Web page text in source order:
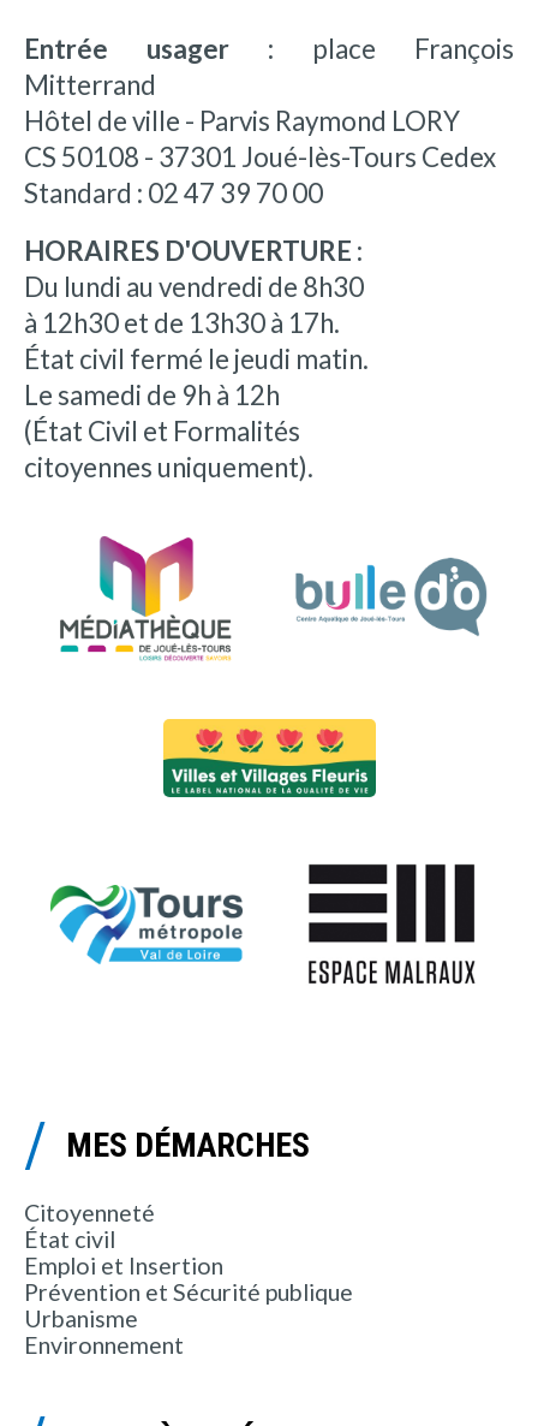
Entrée usager : place François
Mitterrand
Hôtel de ville - Parvis Raymond LORY
CS 50108 - 37301 Joué-lès-Tours Cedex
Standard : 02 47 39 70 00
HORAIRES D'OUVERTURE :
Du lundi au vendredi de 8h30
à 12h30 et de 13h30 à 17h.
État civil fermé le jeudi matin.
Le samedi de 9h à 12h
(État Civil et Formalités
citoyennes uniquement).
MES DÉMARCHES
Citoyenneté
État civil
Emploi et Insertion
Prévention et Sécurité publique
Urbanisme
Environnement